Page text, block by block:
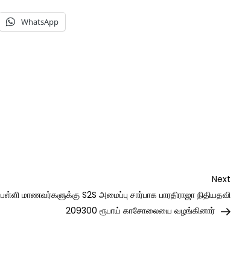
WhatsApp
Post
Next
பள்ளி மாணவர்களுக்கு S2S அமைப்பு சார்பாக பாரதிராஜா நிதியதவி
209300 ரூபாய் காசோலையை வழங்கினார்